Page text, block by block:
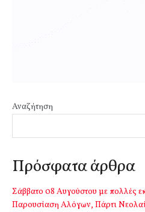
Αναζήτηση
Πρόσφατα άρθρα
Σάββατο 08 Αυγούστου με πολλές
Παρουσίαση Αλόγων, Πάρτι